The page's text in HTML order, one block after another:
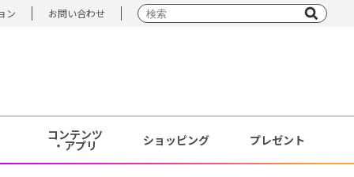
ン お問い合わせ
コンテンツ
・アプリ ショッピング プレゼント